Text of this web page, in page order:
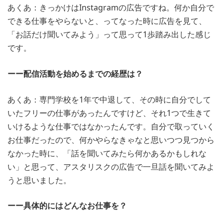
あくあ：きっかけはInstagramの広告ですね。何か自分で
できる仕事をやらないと、ってなった時に広告を見て、
「お話だけ聞いてみよう」って思って1歩踏み出した感じ
です。
ーー配信活動を始めるまでの経歴は？
あくあ：専門学校を1年で中退して、その時に自分でして
いたフリーの仕事があったんですけど、それ1つで生きて
いけるような仕事ではなかったんです。自分で取っていく
お仕事だったので、何かやらなきゃなと思いつつ見つから
なかった時に、「話を聞いてみたら何かあるかもしれな
い」と思って、アスタリスクの広告で一旦話を聞いてみよ
うと思いました。
ーー具体的にはどんなお仕事を？